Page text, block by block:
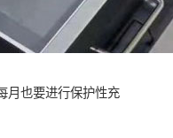
月也要进行保护性充